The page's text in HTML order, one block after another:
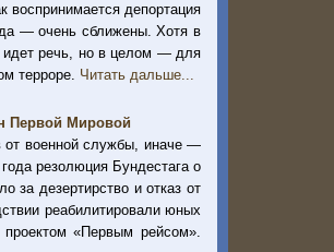
воспринимается депортация
— очень сближены. Хотя в
идет речь, но в целом — для
терроре. Читать дальше...
Первой Мировой
от военной службы, иначе —
резолюция Бундестага о
за дезертирство и отказ от
реабилитировали юных
«Первым рейсом».